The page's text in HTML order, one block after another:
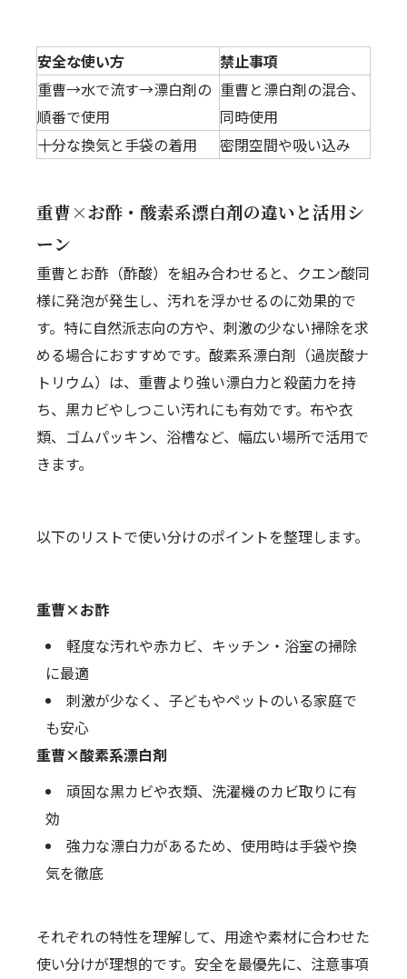
安全な使い方
禁止事項
重曹→水で流す→漂白剤の
順番で使用
重曹と漂白剤の混合、
同時使用
十分な換気と手袋の着用
密閉空間や吸い込み
重曹×お酢・酸素系漂白剤の違いと活用シ
ーン
重曹とお酢（酢酸）を組み合わせると、クエン酸同
様に発泡が発生し、汚れを浮かせるのに効果的で
す。特に自然派志向の方や、刺激の少ない掃除を求
める場合におすすめです。酸素系漂白剤（過炭酸ナ
トリウム）は、重曹より強い漂白力と殺菌力を持
ち、黒カビやしつこい汚れにも有効です。布や衣
類、ゴムパッキン、浴槽など、幅広い場所で活用で
きます。
以下のリストで使い分けのポイントを整理します。
重曹×お酢
軽度な汚れや赤カビ、キッチン・浴室の掃除
に最適
刺激が少なく、子どもやペットのいる家庭で
も安心
重曹×酸素系漂白剤
頑固な黒カビや衣類、洗濯機のカビ取りに有
効
強力な漂白力があるため、使用時は手袋や換
気を徹底
それぞれの特性を理解して、用途や素材に合わせた
使い分けが理想的です。安全を最優先に、注意事項